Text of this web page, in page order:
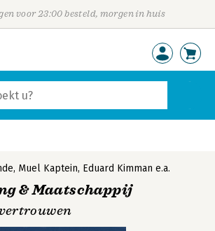
voor 23:00 besteld, morgen in huis
, Muel Kaptein, Eduard Kimman e.a.
& Maatschappij